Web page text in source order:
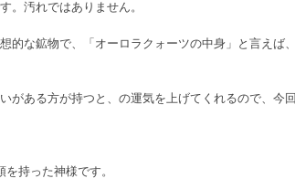
。汚れではありません。
的な鉱物で、「オーロラクォーツの中身」と言えば
がある方が持つと、の運気を上げてくれるので、今
持った神様です。